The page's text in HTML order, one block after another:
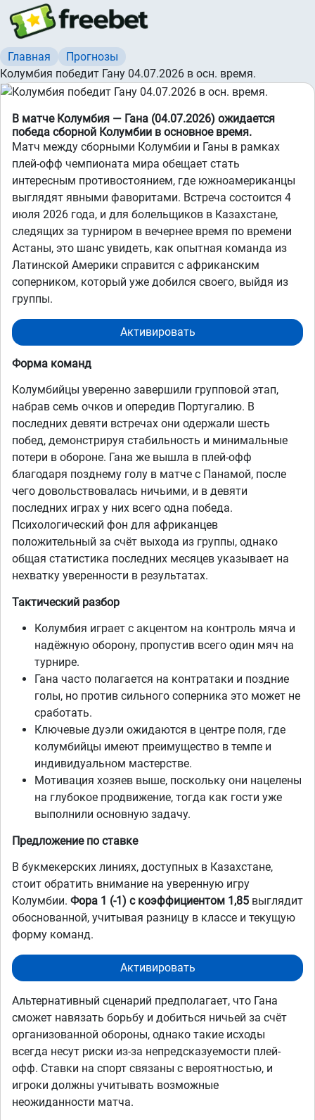
Главная
Прогнозы
Колумбия победит Гану 04.07.2026 в осн. время.
В матче Колумбия — Гана (04.07.2026) ожидается
победа сборной Колумбии в основное время.
Матч между сборными Колумбии и Ганы в рамках
плей-офф чемпионата мира обещает стать
интересным противостоянием, где южноамериканцы
выглядят явными фаворитами. Встреча состоится 4
июля 2026 года, и для болельщиков в Казахстане,
следящих за турниром в вечернее время по времени
Астаны, это шанс увидеть, как опытная команда из
Латинской Америки справится с африканским
соперником, который уже добился своего, выйдя из
группы.
Активировать
Форма команд
Колумбийцы уверенно завершили групповой этап,
набрав семь очков и опередив Португалию. В
последних девяти встречах они одержали шесть
побед, демонстрируя стабильность и минимальные
потери в обороне. Гана же вышла в плей-офф
благодаря позднему голу в матче с Панамой, после
чего довольствовалась ничьими, и в девяти
последних играх у них всего одна победа.
Психологический фон для африканцев
положительный за счёт выхода из группы, однако
общая статистика последних месяцев указывает на
нехватку уверенности в результатах.
Тактический разбор
Колумбия играет с акцентом на контроль мяча и
надёжную оборону, пропустив всего один мяч на
турнире.
Гана часто полагается на контратаки и поздние
голы, но против сильного соперника это может не
сработать.
Ключевые дуэли ожидаются в центре поля, где
колумбийцы имеют преимущество в темпе и
индивидуальном мастерстве.
Мотивация хозяев выше, поскольку они нацелены
на глубокое продвижение, тогда как гости уже
выполнили основную задачу.
Предложение по ставке
В букмекерских линиях, доступных в Казахстане,
стоит обратить внимание на уверенную игру
Колумбии. Фора 1 (-1) с коэффициентом 1,85 выглядит
обоснованной, учитывая разницу в классе и текущую
форму команд.
Активировать
Альтернативный сценарий предполагает, что Гана
сможет навязать борьбу и добиться ничьей за счёт
организованной обороны, однако такие исходы
всегда несут риски из-за непредсказуемости плей-
офф. Ставки на спорт связаны с вероятностью, и
игроки должны учитывать возможные
неожиданности матча.